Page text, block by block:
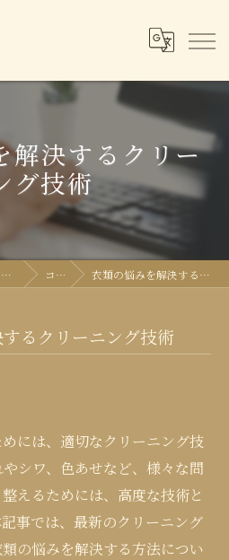
解決するクリー
グ技術
大阪府四條畷市のクリーニングならせんたく工房 コラム 衣類の悩みを解決するクリーニング技術
るクリーニング技術
には、適切なクリーニング技
シワ、色あせなど、様々な問
えるためには、高度な技術と
事では、最新のクリーニング
の悩みを解決する方法につい